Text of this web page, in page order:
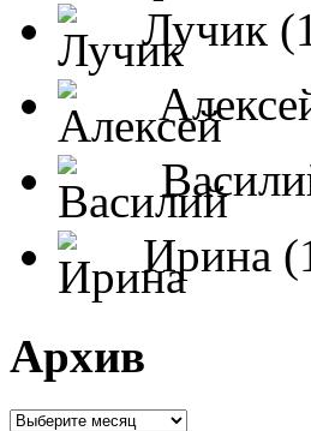
Лучик
Ирина
Архив